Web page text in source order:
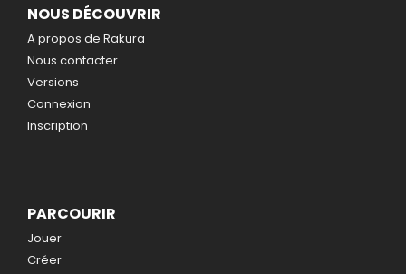
NOUS DÉCOUVRIR
A propos de Rakura
Nous contacter
Versions
Connexion
Inscription
PARCOURIR
Jouer
Créer